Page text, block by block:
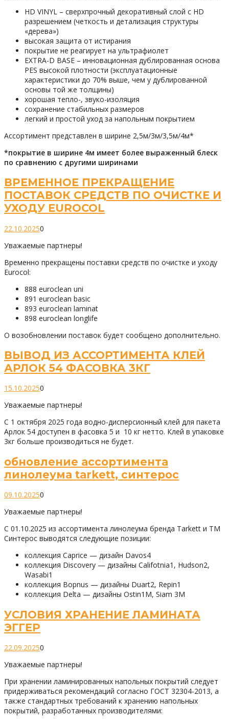
HD VINYL – сверхпрочный декоративный слой с HD
разрешением (четкость и детализация структуры
«дерева»)
высокая защита от истирания
покрытие не реагирует на ультрафиолет
EXTRA-D BASE – инновационная дублированная основа
PES высокой плотности (эксплуатационные
характеристики до 70% выше, чем у дублированной
основы той же толщины)
хорошая тепло-, звуко-изоляция
сохранение стабильных размеров
легкий и простой уход за напольным покрытием
Ассортимент представлен в ширине 2,5м/3м/3,5м/4м*
*покрытие в ширине 4м имеет более выраженный блеск
по сравнению с другими ширинами
ВРЕМЕННОЕ ПРЕКРАЩЕНИЕ
ПОСТАВОК СРЕДСТВ ПО ОЧИСТКЕ И
УХОДУ EUROCOL
22.10.20250
Уважаемые партнеры!
Временно прекращены поставки средств по очистке и уходу
Eurocol:
888 euroclean uni
891 euroclean basic
893 euroclean laminat
898 euroclean longlife
О возобновлении поставок будет сообщено дополнительно.
ВЫВОД ИЗ АССОРТИМЕНТА КЛЕЙ
АРЛОК 54 ФАСОВКА 3КГ
15.10.20250
Уважаемые партнеры!
С 1 октября 2025 года водно-дисперсионный клей для пакета
Арлок 54 доступен в фасовка 5 и 10 кг нетто. Клей в упаковке
3кг больше производиться не будет.
обновление ассортимента
линолеума tarkett, синтерос
09.10.20250
Уважаемые партнеры!
С 01.10.2025 из ассортимента линолеума бренда Tarkett и ТМ
Синтерос выводятся следующие позиции:
коллекция Caprice — дизайн Davos4
коллекция Discovery — дизайны Califotnia1, Hudson2,
Wasabi1
коллекция Bopnus — дизайны Duart2, Repin1
коллекция Delta — дизайны Ostin1M, Siam 3M
УСЛОВИЯ ХРАНЕНИЕ ЛАМИНАТА
ЭГГЕР
22.09.20250
Уважаемые партнеры!
При хранении ламинированных напольных покрытий следует
придерживаться рекомендаций согласно ГОСТ 32304-2013, а
также стандартных требований к хранению напольных
покрытий, разработанных производителями: